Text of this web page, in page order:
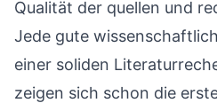
Qualität der quellen und
Jede gute
einer soliden
zeigen sich schon die